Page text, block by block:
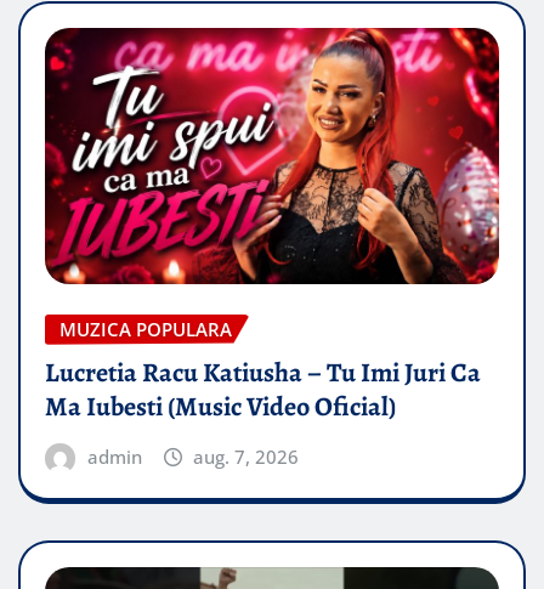
MUZICA POPULARA
Lucretia Racu Katiusha – Tu Imi Juri Ca
Ma Iubesti (Music Video Oficial)
admin aug. 7, 2026